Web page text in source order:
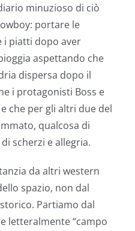
minuzioso di ciò
portare le
i piatti dopo aver
aspettando che
dispersa dopo il
i protagonisti Boss e
che per gli altri due del
qualcosa di
scherzi e allegria.
da altri western
spazio, non dal
Partiamo dal
letteralmente “campo